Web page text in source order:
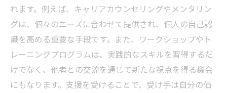
れます。例えば、キャリアカウンセリングやメンタリン
グは、個々のニーズに合わせて提供され、個人の自己認
識を高める重要な手段です。また、ワークショップやト
レーニングプログラムは、実践的なスキルを習得するだ
けでなく、他者との交流を通じて新たな視点を得る機会
にもなります。支援を受けることで、受け手は自分の価